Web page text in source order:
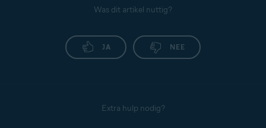
Was dit artikel nuttig?
JA NEE
Extra hulp nodig?